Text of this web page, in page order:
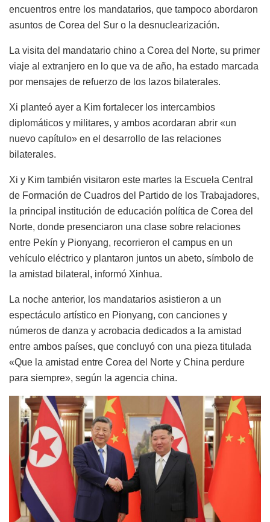
encuentros entre los mandatarios, que tampoco abordaron
asuntos de Corea del Sur o la desnuclearización.
La visita del mandatario chino a Corea del Norte, su primer
viaje al extranjero en lo que va de año, ha estado marcada
por mensajes de refuerzo de los lazos bilaterales.
Xi planteó ayer a Kim fortalecer los intercambios
diplomáticos y militares, y ambos acordaran abrir «un
nuevo capítulo» en el desarrollo de las relaciones
bilaterales.
Xi y Kim también visitaron este martes la Escuela Central
de Formación de Cuadros del Partido de los Trabajadores,
la principal institución de educación política de Corea del
Norte, donde presenciaron una clase sobre relaciones
entre Pekín y Pionyang, recorrieron el campus en un
vehículo eléctrico y plantaron juntos un abeto, símbolo de
la amistad bilateral, informó Xinhua.
La noche anterior, los mandatarios asistieron a un
espectáculo artístico en Pionyang, con canciones y
números de danza y acrobacia dedicados a la amistad
entre ambos países, que concluyó con una pieza titulada
«Que la amistad entre Corea del Norte y China perdure
para siempre», según la agencia china.